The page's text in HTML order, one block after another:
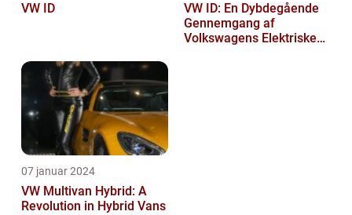
VW ID
VW ID: En Dybdegående
Gennemgang af
Volkswagens Elektriske
07 januar 2024
VW Multivan Hybrid: A
Revolution in Hybrid Vans